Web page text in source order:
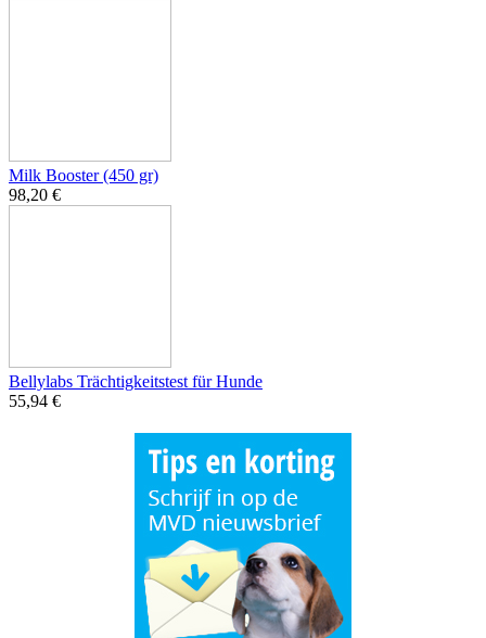
Milk Booster (450 gr)
98,20 €
Bellylabs Trächtigkeitstest für Hunde
55,94 €